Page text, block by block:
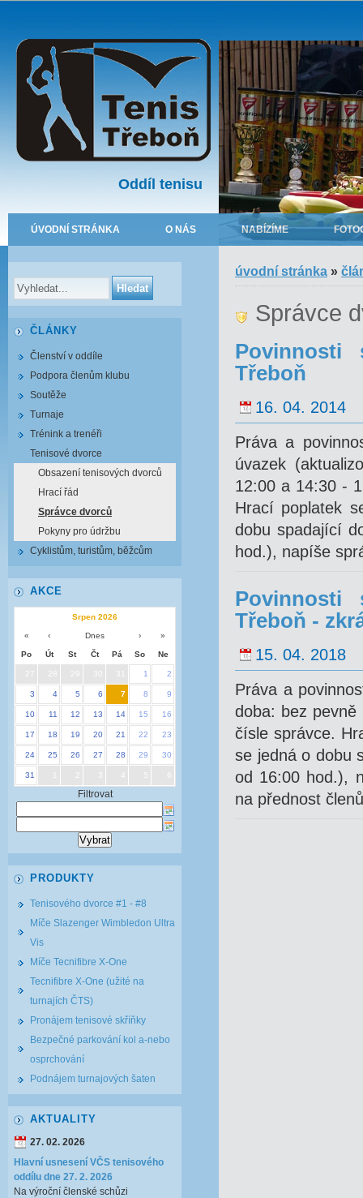
Oddíl tenisu
ÚVODNÍ STRÁNKA O NÁS NABÍZÍME
úvodní stránka »
Správce
Povinnosti
Třeboň
16. 04. 2014
Práva a
úvazek
12:00 a 14:30 -
Hrací poplatek
dobu spadající
hod.), napíše
Povinnosti
Třeboň -
15. 04. 2018
Práva a
doba: bez
čísle správce.
se jedná o dobu
od 16:00 hod.),
na přednost
ČLÁNKY
Členství v oddíle
Podpora členům klubu
Soutěže
Turnaje
Trénink a trenéři
Tenisové dvorce
Obsazení tenisových dvorců
Hrací řád
Správce dvorců
Pokyny pro údržbu
Cyklistům, turistům, běžcům
AKCE
Srpen 2026
« ‹ Dnes › »
Po Út St Čt Pá So Ne
27 29 30 31 1 2
3 4 5 6 7 8 9
10 11 12 13 14 15 16
17 18 19 20 21 22 23
24 25 26 27 28 29 30
31 3 5
Filtrovat
PRODUKTY
Tenisového dvorce #1 - #8
Míče Slazenger Wimbledon Ultra
Vis
Míče Tecnifibre X-One
Tecnifibre X-One (užité na
turnajích ČTS)
Pronájem tenisové skříňky
Bezpečné parkování kol a-nebo
osprchování
Podnájem turnajových šaten
AKTUALITY
27. 02. 2026
Hlavní usnesení VČS tenisového
oddílu dne 27. 2. 2026
Na výroční členské schůzi